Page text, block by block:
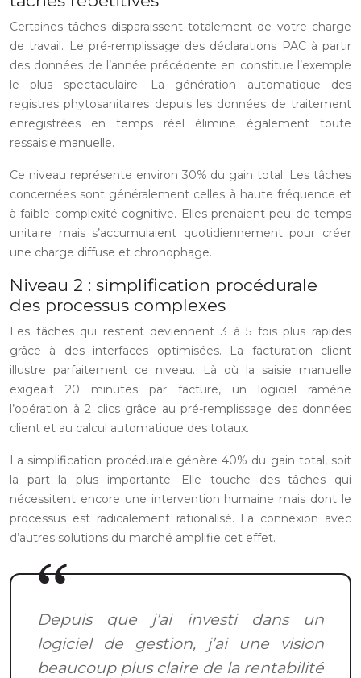
Certaines tâches disparaissent totalement de votre charge
de travail. Le pré-remplissage des déclarations PAC à partir
des données de l’année précédente en constitue l’exemple
le plus spectaculaire. La génération automatique des
registres phytosanitaires depuis les données de traitement
enregistrées en temps réel élimine également toute
ressaisie manuelle.
Ce niveau représente environ 30% du gain total. Les tâches
concernées sont généralement celles à haute fréquence et
à faible complexité cognitive. Elles prenaient peu de temps
unitaire mais s’accumulaient quotidiennement pour créer
une charge diffuse et chronophage.
Niveau 2 : simplification procédurale
des processus complexes
Les tâches qui restent deviennent 3 à 5 fois plus rapides
grâce à des interfaces optimisées. La facturation client
illustre parfaitement ce niveau. Là où la saisie manuelle
exigeait 20 minutes par facture, un logiciel ramène
l’opération à 2 clics grâce au pré-remplissage des données
client et au calcul automatique des totaux.
La simplification procédurale génère 40% du gain total, soit
la part la plus importante. Elle touche des tâches qui
nécessitent encore une intervention humaine mais dont le
processus est radicalement rationalisé. La connexion avec
d’autres solutions du marché amplifie cet effet.
Depuis que j’ai investi dans un
logiciel de gestion, j’ai une vision
beaucoup plus claire de la rentabilité